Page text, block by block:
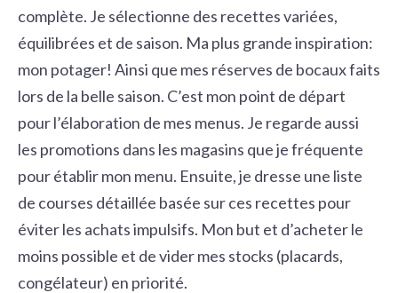
complète. Je sélectionne des recettes variées,
équilibrées et de saison. Ma plus grande inspiration:
mon potager! Ainsi que mes réserves de bocaux faits
lors de la belle saison. C’est mon point de départ
pour l’élaboration de mes menus. Je regarde aussi
les promotions dans les magasins que je fréquente
pour établir mon menu. Ensuite, je dresse une liste
de courses détaillée basée sur ces recettes pour
éviter les achats impulsifs. Mon but et d’acheter le
moins possible et de vider mes stocks (placards,
congélateur) en priorité.